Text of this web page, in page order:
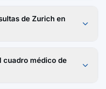
de Zurich en
cuadro médico de